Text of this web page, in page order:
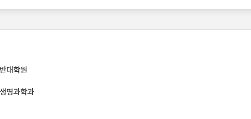
대학원
명과학과